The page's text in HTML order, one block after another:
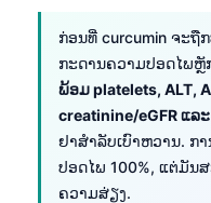
ກ່ອນທີ່ curcumin ຈະຖື
ກະດານຄວາມປອດໄພຫຼັ
ພ້ອມ platelets, ALT,
creatinine/eGFR ແລ
ຢາສຳລັບເບົາຫວານ. ກ
ປອດໄພ 100%, ແຕ່ມັນ
ຄວາມສ່ຽງ.
Afrikaans
Монгол
Basa Jawa
Cebuano
ئۇيغۇرچە